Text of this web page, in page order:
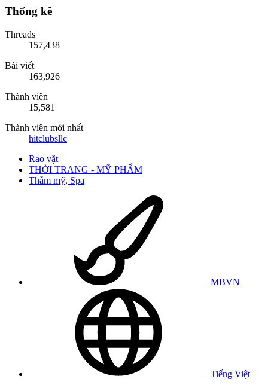
Thống kê
Threads
157,438
Bài viết
163,926
Thành viên
15,581
Thành viên mới nhất
hitclubsllc
Rao vặt
THỜI TRANG - MỸ PHẨM
Thẫm mỹ, Spa
MBVN
Tiếng Việt